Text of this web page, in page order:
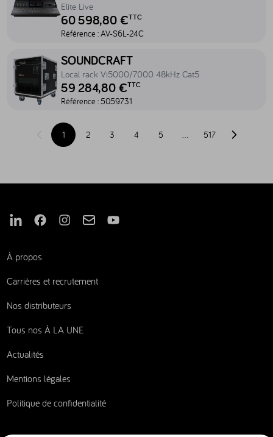
Elite Live
60 598,80 €TTC
Référence :AV-S6L-24C
Accéder au produit Local rack Vi5000/7000 48kHz Cat5 -
SOUNDCRAFT
Local rack Vi5000/7000 48kHz Cat5
59 284,80 €TTC
Référence :5059731
Page précédente
1 2 3 4 5 … 517 Page
Nous suivre sur Linkedin
Nous suivre sur Facebook
Nous suivre sur Instagram
Nous suivre sur Mail
Nous suivre sur Youtube
À propos
Carrières et recrutement
Nos distributeurs
Tous nos À LA UNE
Actualités
Mentions légales
Politique de confidentialité